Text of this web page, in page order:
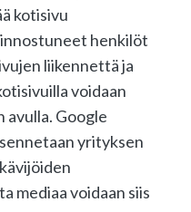
kotisivu
henkilöt
liikennettä ja
voidaan
avulla. Google
yrityksen
mediaa voidaan siis